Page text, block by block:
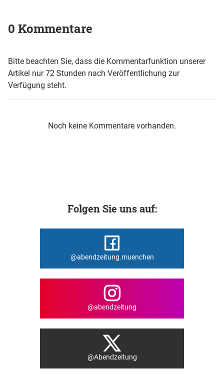
0 Kommentare
Bitte beachten Sie, dass die Kommentarfunktion unserer
Artikel nur 72 Stunden nach Veröffentlichung zur
Verfügung steht.
Noch keine Kommentare vorhanden.
Folgen Sie uns auf:
@abendzeitung.muenchen
@abendzeitung
@Abendzeitung